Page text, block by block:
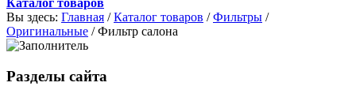
Каталог товаров
Вы здесь: Главная / Каталог товаров / Фильтры /
Оригинальные / Фильтр салона
Разделы сайта